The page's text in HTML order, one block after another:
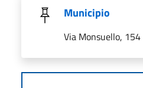
Municipio
Via Monsuello, 154